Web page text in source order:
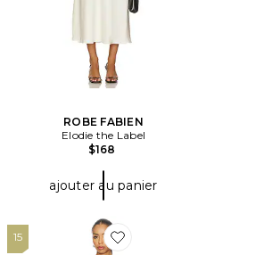
ROBE FABIEN
Elodie the Label
$168
ajouter au panier
15
Favorite ROBE